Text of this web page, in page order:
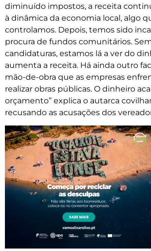
diminuído impostos, a receita
à dinâmica da economia local, algo
controlamos. Depois, temos sido
procura de fundos comunitários.
candidaturas, estamos lá a ver do
aumenta a receita. Há ainda outro
mão-de-obra que as empresas
realizar obras públicas. O dinheiro
orçamento” explica o autarca
recusando as acusações dos